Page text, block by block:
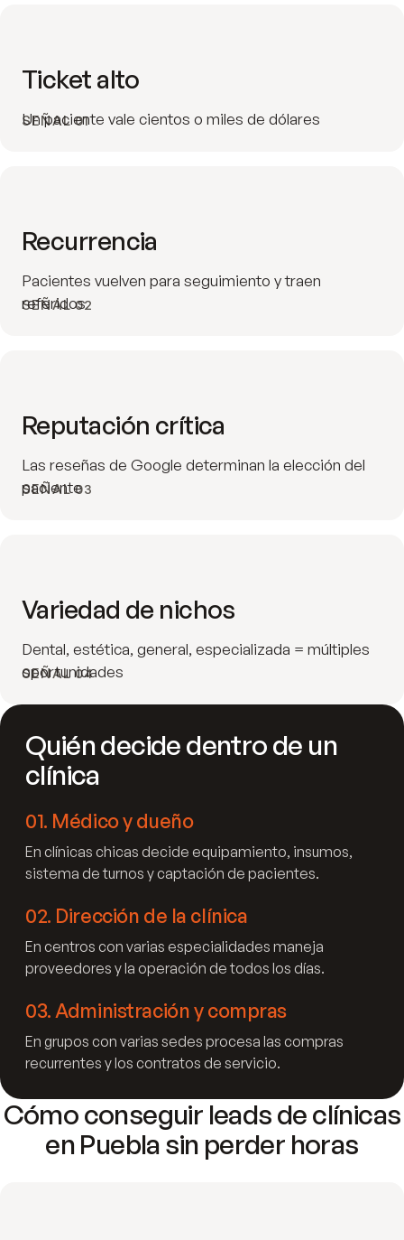
SEÑAL 01
Ticket alto
Un paciente vale cientos o miles de dólares
SEÑAL 02
Recurrencia
Pacientes vuelven para seguimiento y traen
referidos
SEÑAL 03
Reputación crítica
Las reseñas de Google determinan la elección del
paciente
SEÑAL 04
Variedad de nichos
Dental, estética, general, especializada = múltiples
oportunidades
Quién decide dentro de un
clínica
01. Médico y dueño
En clínicas chicas decide equipamiento, insumos,
sistema de turnos y captación de pacientes.
02. Dirección de la clínica
En centros con varias especialidades maneja
proveedores y la operación de todos los días.
03. Administración y compras
En grupos con varias sedes procesa las compras
recurrentes y los contratos de servicio.
Cómo conseguir leads de clínicas
en Puebla sin perder horas